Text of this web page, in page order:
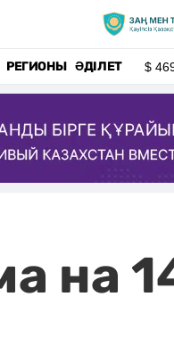
РЕГИОНЫ ӘДІЛЕТ $
на